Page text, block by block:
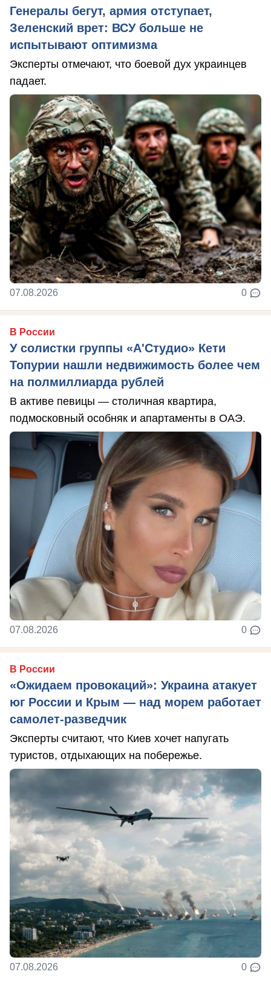
Генералы бегут, армия отступает,
Зеленский врет: ВСУ больше не
испытывают оптимизма
Эксперты отмечают, что боевой дух украинцев
падает.
07.08.2026 0
В России
У солистки группы «А'Студио» Кети
Топурии нашли недвижимость более чем
на полмиллиарда рублей
В активе певицы — столичная квартира,
подмосковный особняк и апартаменты в ОАЭ.
07.08.2026 0
В России
«Ожидаем провокаций»: Украина атакует
юг России и Крым — над морем работает
самолет-разведчик
Эксперты считают, что Киев хочет напугать
туристов, отдыхающих на побережье.
07.08.2026 0